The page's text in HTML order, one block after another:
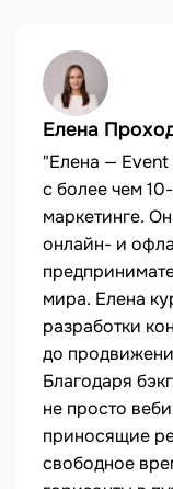
Елена
"Елена —
с более чем
маркетинге.
онлайн- и
мира. Елена
разработки
до
Благодаря
не просто
приносящие
свободное